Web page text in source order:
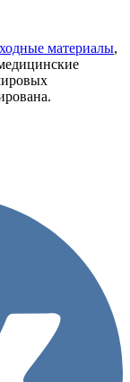
материалы,